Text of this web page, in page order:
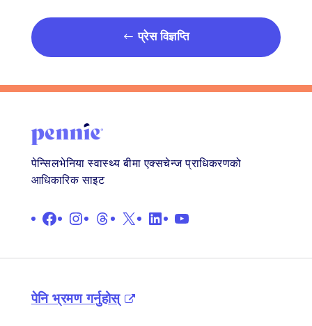
प्रेस विज्ञप्ति
पेन्सिलभेनिया स्वास्थ्य बीमा एक्सचेन्ज प्राधिकरणको
आधिकारिक साइट
फेसबुकइन्स्टाग्राम
थ्रेड्स
X लिङ्क गरिएको छ
युट्युब
पेनि भ्रमण गर्नुहोस्